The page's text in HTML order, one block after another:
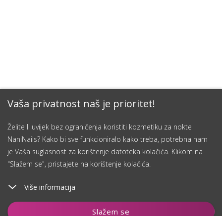
Vaša privatnost naš je prioritet!
Želite li uvijek bez ograničenja koristiti kozmetiku za nokte
NaniNails? Kako bi sve funkcioniralo kako treba, potrebna nam
je Vaša suglasnost za korištenje datoteka kolačića. Klikom na
"Slažem se", pristajete na korištenje kolačića.
Više informacija
Slažem se
Dodaj u košaricu